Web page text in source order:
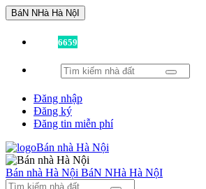
BáN NHà Hà NộI
6659
Đăng nhập
Đăng ký
Đăng tin miễn phí
Bán nhà Hà Nội BáN NHà Hà NộI